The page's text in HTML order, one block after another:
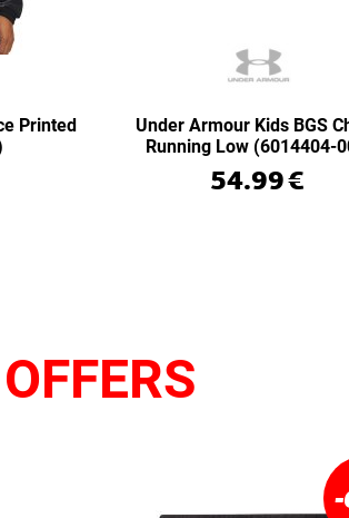
Printed
Under Armour Kids BGS
Running Low (6014404-
54.99€
OFFERS